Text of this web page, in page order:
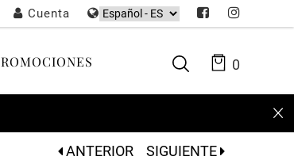
Cuenta
0
ANTERIOR SIGUIENTE